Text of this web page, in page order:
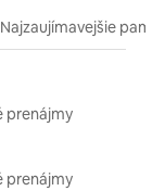
Najzaujímavejšie
prenájmy
prenájmy